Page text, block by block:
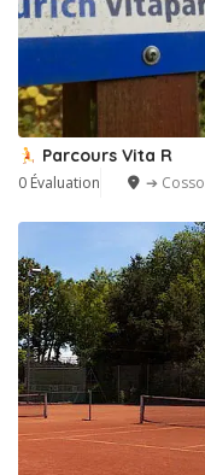
Parcours Vita R
0 Évaluation ➔